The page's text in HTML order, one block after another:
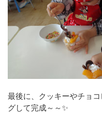
最後に、クッキーやチョ
グして完成～～✨